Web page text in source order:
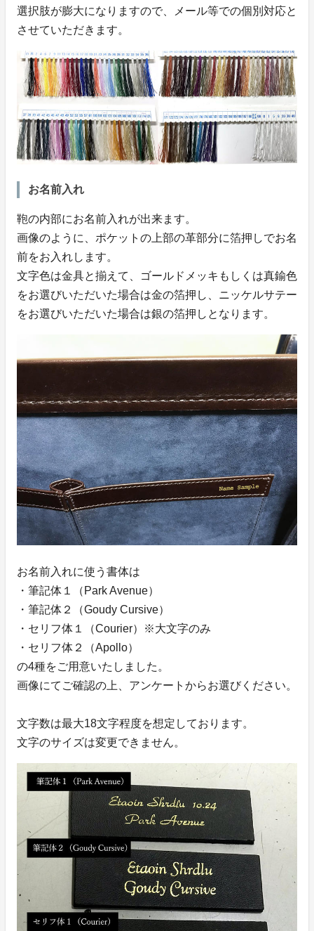
選択肢が膨大になりますので、メール等での個別対応と
させていただきます。
お名前入れ
鞄の内部にお名前入れが出来ます。
画像のように、ポケットの上部の革部分に箔押しでお名
前をお入れします。
文字色は金具と揃えて、ゴールドメッキもしくは真鍮色
をお選びいただいた場合は金の箔押し、ニッケルサテー
をお選びいただいた場合は銀の箔押しとなります。
お名前入れに使う書体は
・筆記体１（Park Avenue）
・筆記体２（Goudy Cursive）
・セリフ体１（Courier）※大文字のみ
・セリフ体２（Apollo）
の4種をご用意いたしました。
画像にてご確認の上、アンケートからお選びください。
文字数は最大18文字程度を想定しております。
文字のサイズは変更できません。